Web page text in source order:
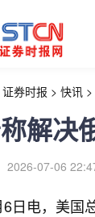
证券时报 > 快讯 >
解决
2026-07-06
日电， 美国